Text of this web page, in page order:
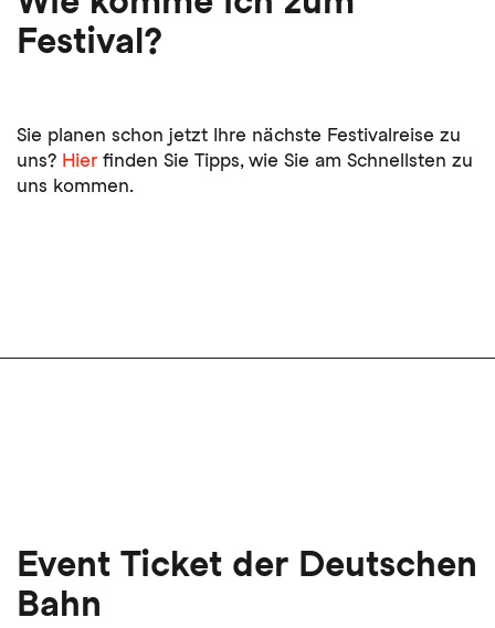
Festival?
Sie planen schon jetzt Ihre nächste Festivalreise zu
uns? Hier finden Sie Tipps, wie Sie am Schnellsten zu
uns kommen.
Event Ticket der Deutschen
Bahn